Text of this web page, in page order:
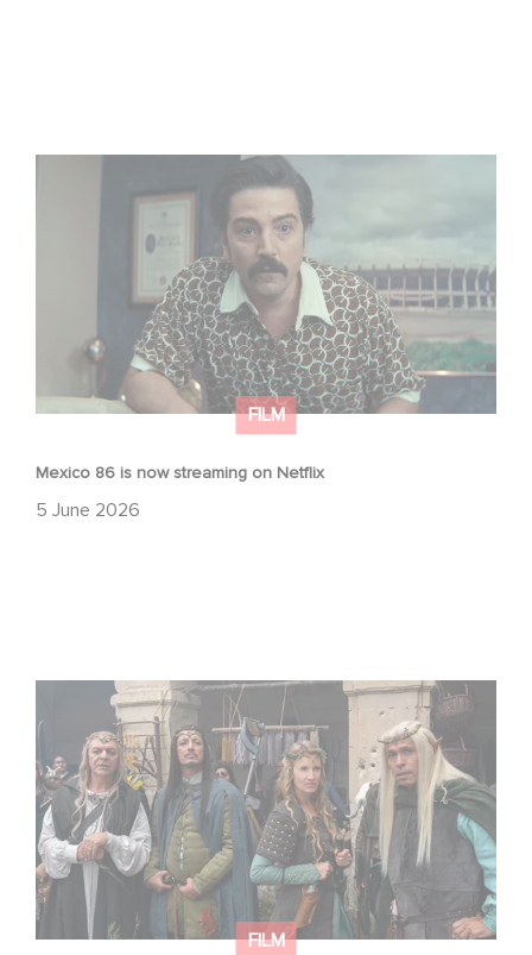
FILM
Mexico 86 is now streaming on Netflix
5 June 2026
Mexico 86 is now streaming on Netflix
FILM
Game Master : Éric Judor’s new comedy